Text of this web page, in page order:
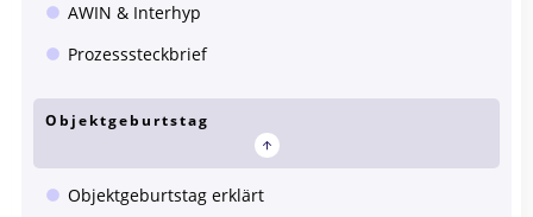
AWIN & Interhyp
Prozesssteckbrief
Objektgeburtstag
Objektgeburtstag erklärt